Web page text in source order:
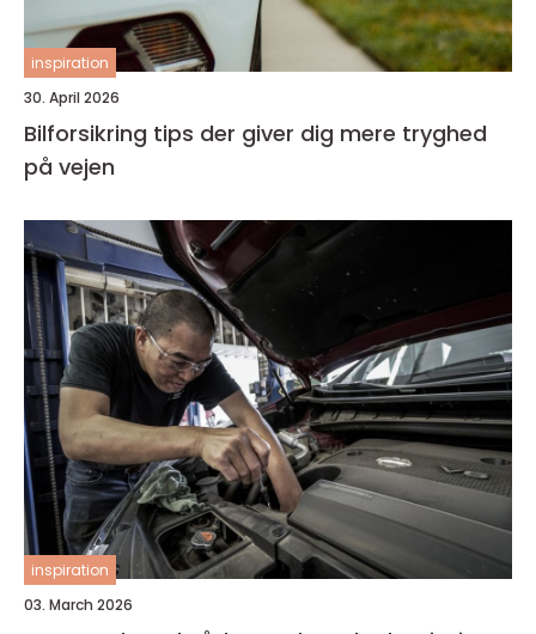
inspiration
30. April 2026
Bilforsikring tips der giver dig mere tryghed
på vejen
inspiration
03. March 2026